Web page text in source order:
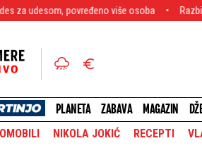
povređeno više osoba Razbijena šoferka,
PLANETA ZABAVA MAGAZIN
NIKOLA JOKIĆ RECEPTI